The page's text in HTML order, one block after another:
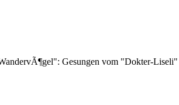
Gesungen vom "Dokter-